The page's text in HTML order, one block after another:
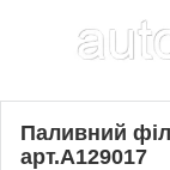
Паливний
арт.A129017